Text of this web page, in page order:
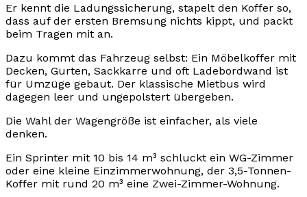
Er kennt die Ladungssicherung, stapelt den Koffer so,
dass auf der ersten Bremsung nichts kippt, und packt
beim Tragen mit an.
Dazu kommt das Fahrzeug selbst: Ein Möbelkoffer mit
Decken, Gurten, Sackkarre und oft Ladebordwand ist
für Umzüge gebaut. Der klassische Mietbus wird
dagegen leer und ungepolstert übergeben.
Die Wahl der Wagengröße ist einfacher, als viele
denken.
Ein Sprinter mit 10 bis 14 m³ schluckt ein WG-Zimmer
oder eine kleine Einzimmerwohnung, der 3,5-Tonnen-
Koffer mit rund 20 m³ eine Zwei-Zimmer-Wohnung.